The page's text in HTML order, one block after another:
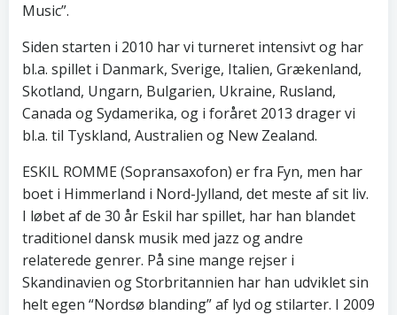
Music”.
Siden starten i 2010 har vi turneret intensivt og har
bl.a. spillet i Danmark, Sverige, Italien, Grækenland,
Skotland, Ungarn, Bulgarien, Ukraine, Rusland,
Canada og Sydamerika, og i foråret 2013 drager vi
bl.a. til Tyskland, Australien og New Zealand.
ESKIL ROMME (Sopransaxofon) er fra Fyn, men har
boet i Himmerland i Nord-Jylland, det meste af sit liv.
I løbet af de 30 år Eskil har spillet, har han blandet
traditionel dansk musik med jazz og andre
relaterede genrer. På sine mange rejser i
Skandinavien og Storbritannien har han udviklet sin
helt egen “Nordsø blanding” af lyd og stilarter. I 2009